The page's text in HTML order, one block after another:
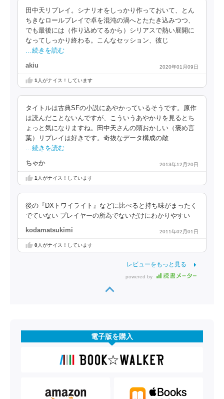
田中天リプレイ。シナリオをしっかり作っておいて、とん
ちきなロールプレイで卓を混沌の渦へとたたき込みつつ、
でも最後には（作り込めてるから）シリアスで熱い展開に
なってしっかり終わる。こんなセッション、彼じ
…続きを読む
akiu 2020年01月09日
1 人がナイス！しています
タイトルは古典SFの小説にあやかっているそうです。原作
は読んだことないんですが、こういうあやかりを見るとち
ょっと気になりますね。田中天さんの頭おかしい（褒め言
葉）リプレイは好きです。奇抜なデータ構成の敵
…続きを読む
ちゃか 2013年12月20日
1 人がナイス！しています
後の『DXトワイライト』などに比べると持ち味がまったく
でていない プレイヤーの所為でないだけにわかりやすい
kodamatsukimi 2011年02月01日
0人がナイス！しています
レビューをもっと見る
powered by
電子版を購入